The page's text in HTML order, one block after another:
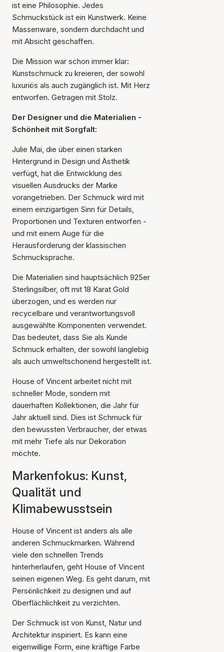
ist eine Philosophie. Jedes
Schmuckstück ist ein Kunstwerk. Keine
Massenware, sondern durchdacht und
mit Absicht geschaffen.
Die Mission war schon immer klar:
Kunstschmuck zu kreieren, der sowohl
luxuriös als auch zugänglich ist. Mit Herz
entworfen. Getragen mit Stolz.
Der Designer und die Materialien -
Schönheit mit Sorgfalt:
Julie Mai, die über einen starken
Hintergrund in Design und Ästhetik
verfügt, hat die Entwicklung des
visuellen Ausdrucks der Marke
vorangetrieben. Der Schmuck wird mit
einem einzigartigen Sinn für Details,
Proportionen und Texturen entworfen -
und mit einem Auge für die
Herausforderung der klassischen
Schmucksprache.
Die Materialien sind hauptsächlich 925er
Sterlingsilber, oft mit 18 Karat Gold
überzogen, und es werden nur
recycelbare und verantwortungsvoll
ausgewählte Komponenten verwendet.
Das bedeutet, dass Sie als Kunde
Schmuck erhalten, der sowohl langlebig
als auch umweltschonend hergestellt ist.
House of Vincent arbeitet nicht mit
schneller Mode, sondern mit
dauerhaften Kollektionen, die Jahr für
Jahr aktuell sind. Dies ist Schmuck für
den bewussten Verbraucher, der etwas
mit mehr Tiefe als nur Dekoration
möchte.
Markenfokus: Kunst,
Qualität und
Klimabewusstsein
House of Vincent ist anders als alle
anderen Schmuckmarken. Während
viele den schnellen Trends
hinterherlaufen, geht House of Vincent
seinen eigenen Weg. Es geht darum, mit
Persönlichkeit zu designen und auf
Oberflächlichkeit zu verzichten.
Der Schmuck ist von Kunst, Natur und
Architektur inspiriert. Es kann eine
eigenwillige Form, eine kräftige Farbe